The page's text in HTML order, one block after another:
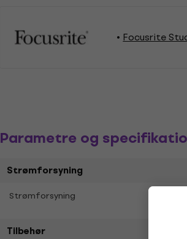
Focusrite
Parametre og
Strømforsyning
Strømforsyning
Tilbehør